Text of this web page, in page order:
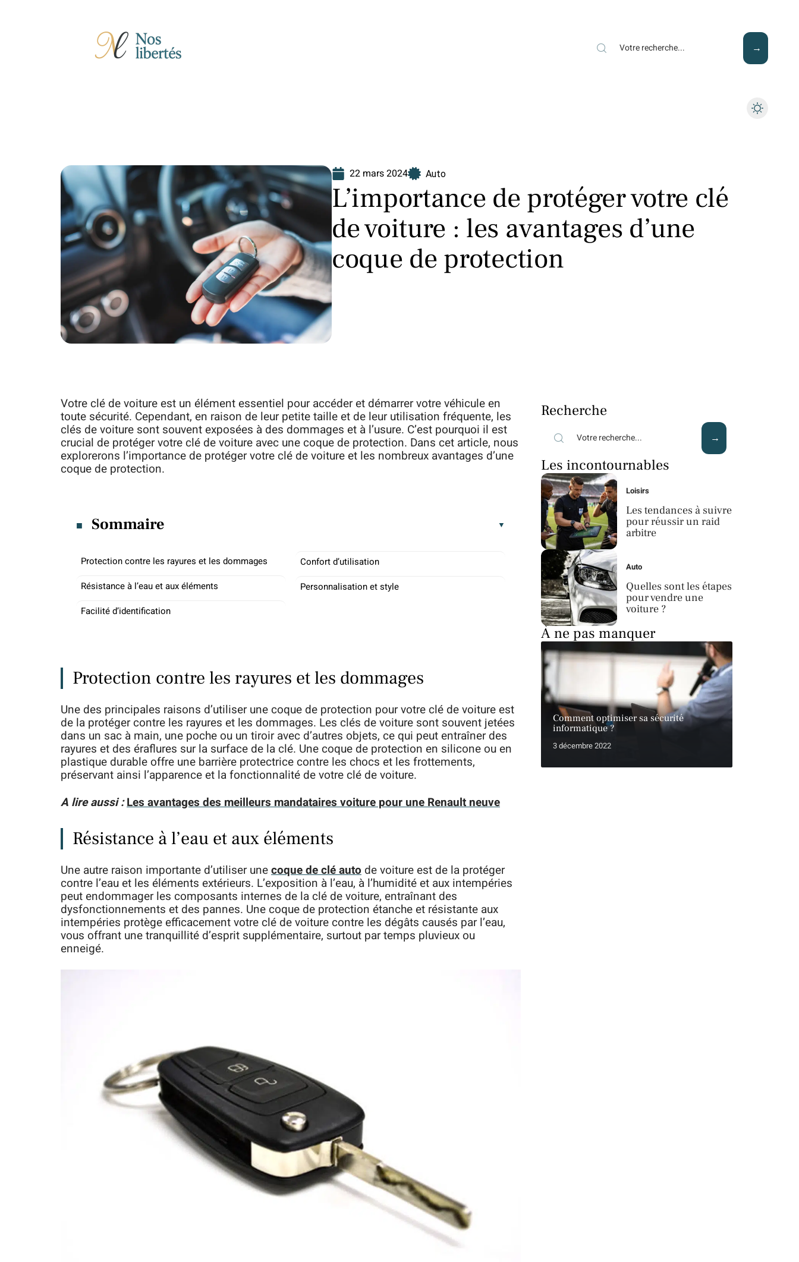
22 mars 2024 Auto
L’importance de protéger votre clé
de voiture : les avantages d’une
coque de protection
Votre clé de voiture est un élément essentiel pour accéder et démarrer votre véhicule en
toute sécurité. Cependant, en raison de leur petite taille et de leur utilisation fréquente, les
clés de voiture sont souvent exposées à des dommages et à l’usure. C’est pourquoi il est
crucial de protéger votre clé de voiture avec une coque de protection. Dans cet article, nous
explorerons l’importance de protéger votre clé de voiture et les nombreux avantages d’une
coque de protection.
Sommaire
Protection contre les rayures et les dommages
Résistance à l’eau et aux éléments
Facilité d’identification
Confort d’utilisation
Personnalisation et style
Protection contre les rayures et les dommages
Une des principales raisons d’utiliser une coque de protection pour votre clé de voiture est
de la protéger contre les rayures et les dommages. Les clés de voiture sont souvent jetées
dans un sac à main, une poche ou un tiroir avec d’autres objets, ce qui peut entraîner des
rayures et des éraflures sur la surface de la clé. Une coque de protection en silicone ou en
plastique durable offre une barrière protectrice contre les chocs et les frottements,
préservant ainsi l’apparence et la fonctionnalité de votre clé de voiture.
A lire aussi :Les avantages des meilleurs mandataires voiture pour une Renault neuve
Résistance à l’eau et aux éléments
Une autre raison importante d’utiliser unecoque de clé auto de voiture est de la protéger
contre l’eau et les éléments extérieurs. L’exposition à l’eau, à l’humidité et aux intempéries
peut endommager les composants internes de la clé de voiture, entraînant des
dysfonctionnements et des pannes. Une coque de protection étanche et résistante aux
intempéries protège efficacement votre clé de voiture contre les dégâts causés par l’eau,
vous offrant une tranquillité d’esprit supplémentaire, surtout par temps pluvieux ou
enneigé.
Recherche
Les incontournables
Loisirs
Les tendances à suivre
pour réussir un raid
arbitre
Auto
Quelles sont les étapes
pour vendre une
voiture ?
À ne pas manquer
Comment optimiser sa sécurité
informatique ?
3 décembre 2022